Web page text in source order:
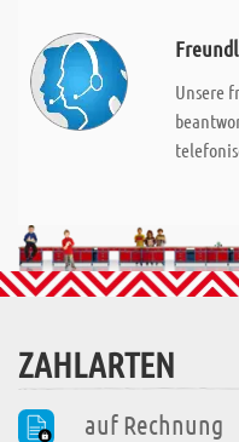
Unsere
ZAHLARTEN
auf Rechnung